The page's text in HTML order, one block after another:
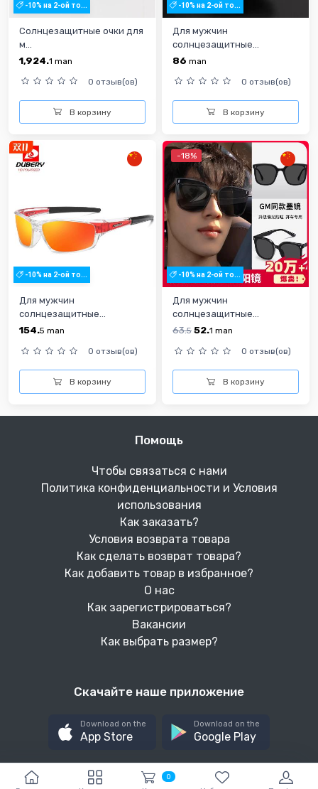
-10% на 2-ой то...
Солнцезащитные очки для
м...
1,924.1 man
0 отзыв(ов)
В корзину
-10% на 2-ой то...
Для мужчин
солнцезащитные...
86 man
0 отзыв(ов)
В корзину
-10% на 2-ой то...
Для мужчин
солнцезащитные...
154.5 man
0 отзыв(ов)
В корзину
-18%
-10% на 2-ой то...
Для мужчин
солнцезащитные...
63.5 52.1 man
0 отзыв(ов)
В корзину
0
Помощь
Чтобы связаться с нами
Политика конфиденциальности и Условия
использования
Как заказать?
Условия возврата товара
Как сделать возврат товара?
Как добавить товар в избранное?
О нас
Как зарегистрироваться?
Вакансии
Как выбрать размер?
Скачайте наше приложение
Download on the
App Store
Download on the
Google Play